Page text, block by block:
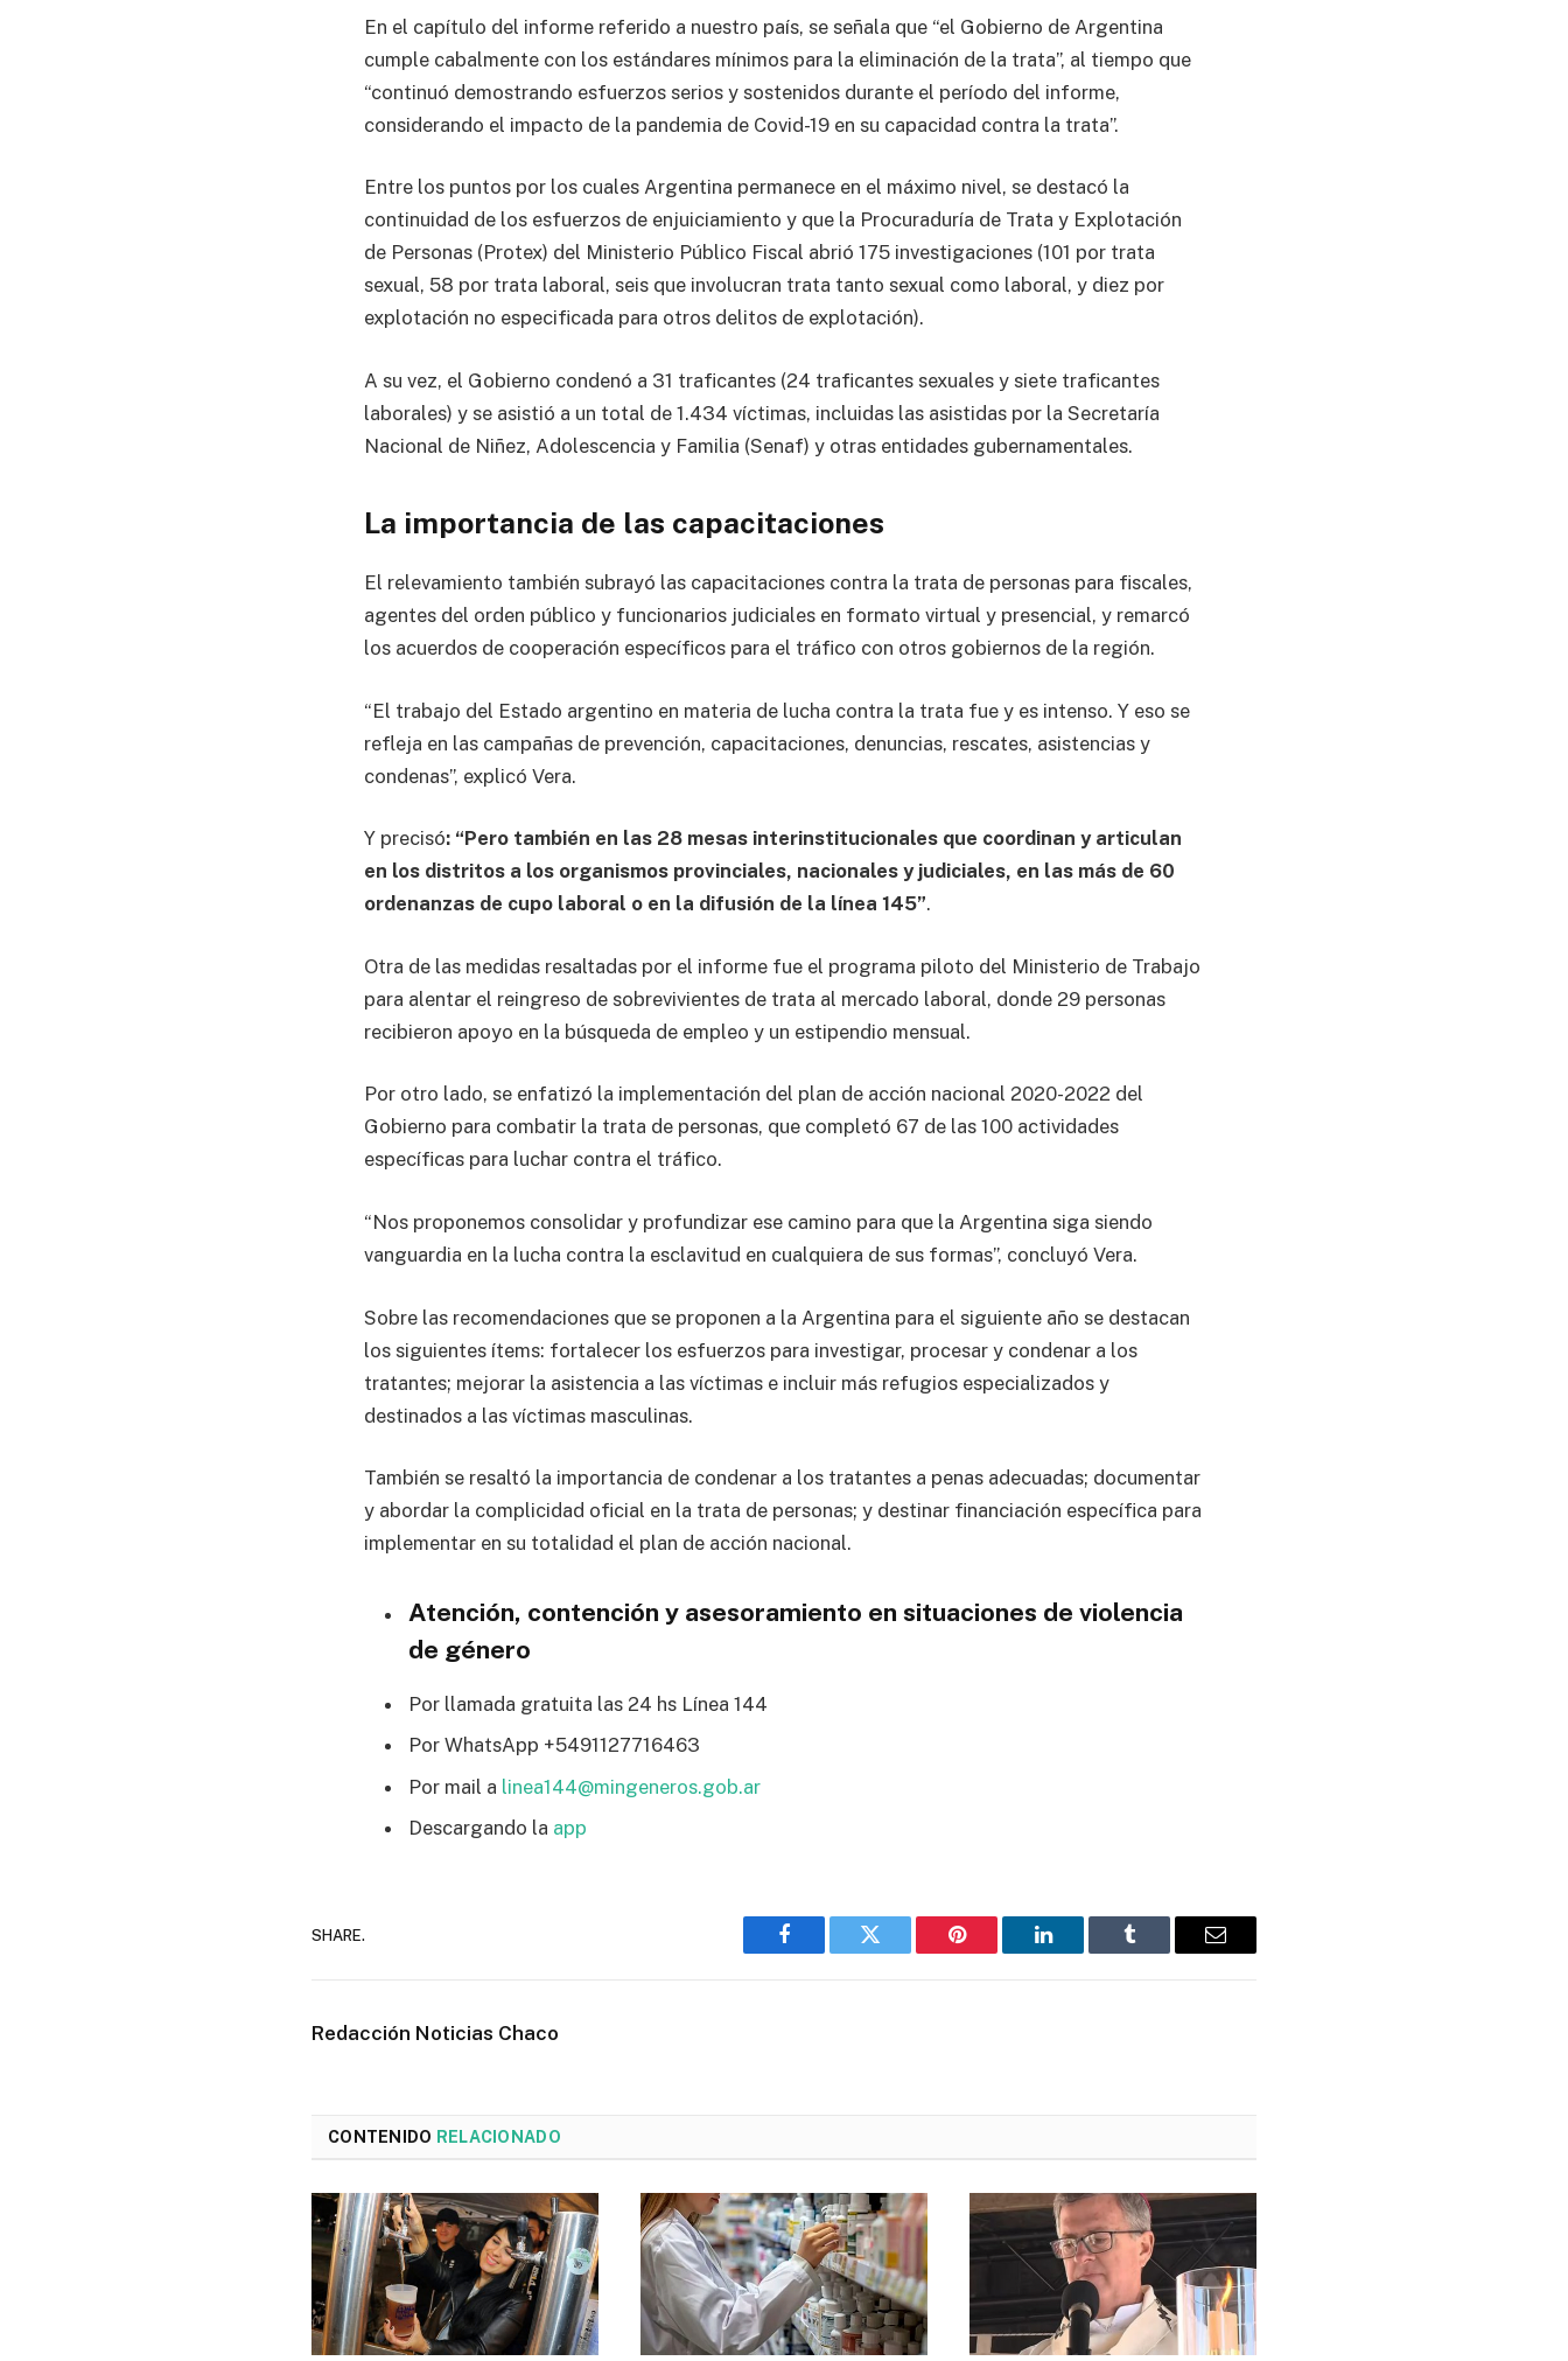
En el capítulo del informe referido a nuestro país, se señala que “el Gobierno de Argentina
cumple cabalmente con los estándares mínimos para la eliminación de la trata”, al tiempo que
“continuó demostrando esfuerzos serios y sostenidos durante el período del informe,
considerando el impacto de la pandemia de Covid-19 en su capacidad contra la trata”.
Entre los puntos por los cuales Argentina permanece en el máximo nivel, se destacó la
continuidad de los esfuerzos de enjuiciamiento y que la Procuraduría de Trata y Explotación
de Personas (Protex) del Ministerio Público Fiscal abrió 175 investigaciones (101 por trata
sexual, 58 por trata laboral, seis que involucran trata tanto sexual como laboral, y diez por
explotación no especificada para otros delitos de explotación).
A su vez, el Gobierno condenó a 31 traficantes (24 traficantes sexuales y siete traficantes
laborales) y se asistió a un total de 1.434 víctimas, incluidas las asistidas por la Secretaría
Nacional de Niñez, Adolescencia y Familia (Senaf) y otras entidades gubernamentales.
La importancia de las capacitaciones
El relevamiento también subrayó las capacitaciones contra la trata de personas para fiscales,
agentes del orden público y funcionarios judiciales en formato virtual y presencial, y remarcó
los acuerdos de cooperación específicos para el tráfico con otros gobiernos de la región.
“El trabajo del Estado argentino en materia de lucha contra la trata fue y es intenso. Y eso se
refleja en las campañas de prevención, capacitaciones, denuncias, rescates, asistencias y
condenas”, explicó Vera.
Y precisó: “Pero también en las 28 mesas interinstitucionales que coordinan y articulan
en los distritos a los organismos provinciales, nacionales y judiciales, en las más de 60
ordenanzas de cupo laboral o en la difusión de la línea 145”.
Otra de las medidas resaltadas por el informe fue el programa piloto del Ministerio de Trabajo
para alentar el reingreso de sobrevivientes de trata al mercado laboral, donde 29 personas
recibieron apoyo en la búsqueda de empleo y un estipendio mensual.
Por otro lado, se enfatizó la implementación del plan de acción nacional 2020-2022 del
Gobierno para combatir la trata de personas, que completó 67 de las 100 actividades
específicas para luchar contra el tráfico.
“Nos proponemos consolidar y profundizar ese camino para que la Argentina siga siendo
vanguardia en la lucha contra la esclavitud en cualquiera de sus formas”, concluyó Vera.
Sobre las recomendaciones que se proponen a la Argentina para el siguiente año se destacan
los siguientes ítems: fortalecer los esfuerzos para investigar, procesar y condenar a los
tratantes; mejorar la asistencia a las víctimas e incluir más refugios especializados y
destinados a las víctimas masculinas.
También se resaltó la importancia de condenar a los tratantes a penas adecuadas; documentar
y abordar la complicidad oficial en la trata de personas; y destinar financiación específica para
implementar en su totalidad el plan de acción nacional.
Atención, contención y asesoramiento en situaciones de violencia
de género
Por llamada gratuita las 24 hs Línea 144
Por WhatsApp +5491127716463
Por mail a linea144@mingeneros.gob.ar
Descargando la app
SHARE.
Facebook Twitter Pinterest LinkedIn Tumblr Email
Redacción Noticias Chaco
CONTENIDO RELACIONADO